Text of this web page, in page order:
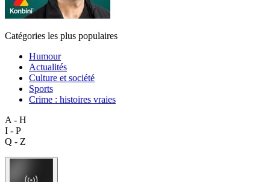
Catégories les plus populaires
Humour
Actualités
Culture et société
Sports
Crime : histoires vraies
A - H
I - P
Q - Z